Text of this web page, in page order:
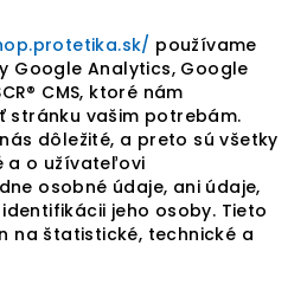
používame
Google Analytics, Google
CMS, ktoré nám
stránku vašim potrebám.
dôležité, a preto sú všetky
a o užívateľovi
osobné údaje, ani údaje,
jeho osoby. Tieto
na štatistické, technické a